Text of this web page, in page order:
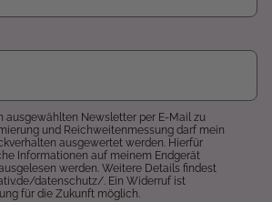
ausgewählten Newsletter per E-Mail zu
und Reichweitenmessung darf mein
ausgewertet werden. Hierfür
Informationen auf meinem Endgerät
werden. Weitere Details findest
datenschutz/. Ein Widerruf ist
für die Zukunft möglich.